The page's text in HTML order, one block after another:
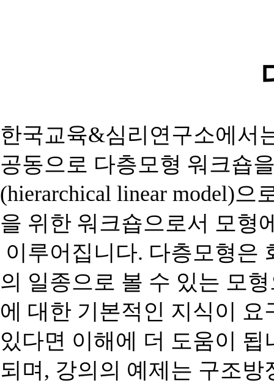
한국교육&심리연구소에서
공동으로 다층모형 워크숍
(hierarchical linear model)으
을 위한 워크숍으로서 모형
이루어집니다. 다층모형은
의 일종으로 볼 수 있는 모
에 대한 기본적인 지식이
요
있다면 이해에 더 도움이
됩
되며 , 강의의 예제는 구조방